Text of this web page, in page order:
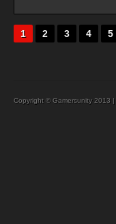
1 2 3 4 5
Copyright © Gamersunity 2013 |